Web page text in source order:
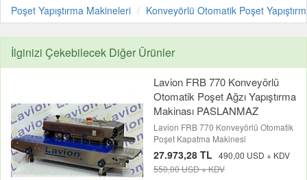
Poşet Yapıştırma Makineleri Konveyörlü Otomatik Poşet
İlginizi Çekebilecek Diğer Ürünler
Lavion FRB 770 Konveyörlü
Otomatik Poşet Ağzı Yapıştırma
Makinası PASLANMAZ
Lavion FRB 770 Konveyörlü Otomatik
Poşet Kapatma Makinesi
27.973,28 TL 490,00 USD + KDV
550,00 USD + KDV